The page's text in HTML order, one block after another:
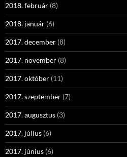
2018. február (8)
2018. január (6)
2017. december (8)
2017. november (8)
2017. október (11)
2017. szeptember (7)
2017. augusztus (3)
2017. július (6)
2017. június (6)